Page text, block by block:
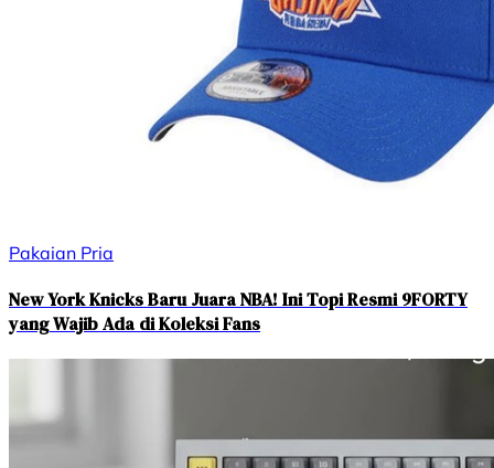
Pakaian Pria
New York Knicks Baru Juara NBA! Ini Topi Resmi 9FORTY
yang Wajib Ada di Koleksi Fans